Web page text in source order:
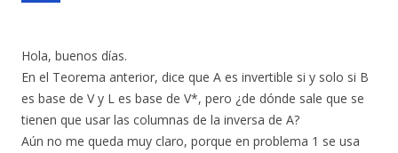
Hola, buenos días.
En el Teorema anterior, dice que A es invertible si y solo si B
es base de V y L es base de V*, pero ¿de dónde sale que se
tienen que usar las columnas de la inversa de A?
Aún no me queda muy claro, porque en problema 1 se usa